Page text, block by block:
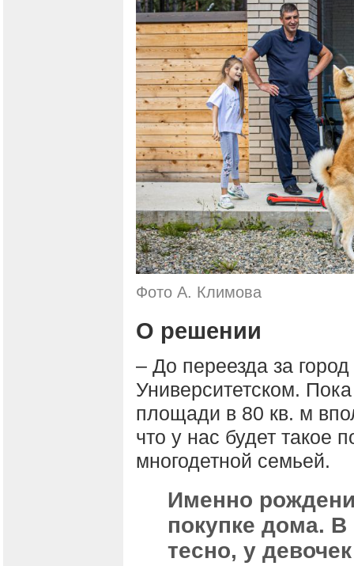
Фото А. Климова
О решении
– До переезда за
Университетском.
площади в 80 кв. м
что у нас будет такое
многодетной семьей.
Именно
покупке дома. В
тесно, у